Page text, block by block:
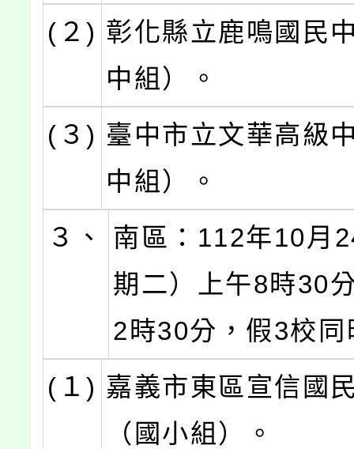
(２) 彰化縣立鹿鳴國民
中組）。
(３) 臺中市立文華高級
中組）。
３、
南區：112年10月
期二）上午8時30
2時30分，假3校同
(１) 嘉義市東區宣信國
（國小組）。